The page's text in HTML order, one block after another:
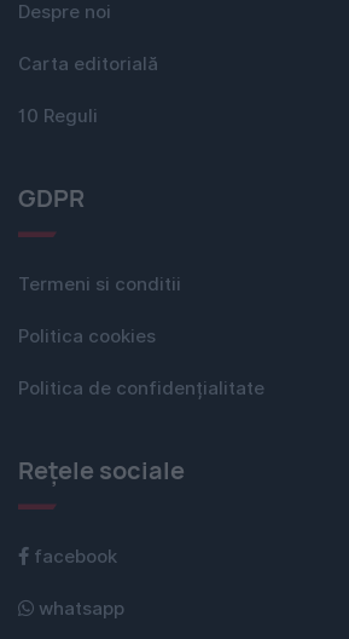
Despre noi
Carta editorială
10 Reguli
GDPR
Termeni si conditii
Politica cookies
Politica de confidențialitate
Rețele sociale
facebook
whatsapp